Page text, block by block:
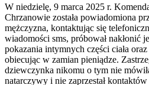
W niedzielę, 9 marca 2025 r.
Chrzanowie została powiadomiona
mężczyzna, kontaktując się
wiadomości sms, próbował nakłonić
pokazania intymnych części ciała oraz
obiecując w zamian pieniądze.
dziewczynka nikomu o tym nie
natarczywy i nie zaprzestał